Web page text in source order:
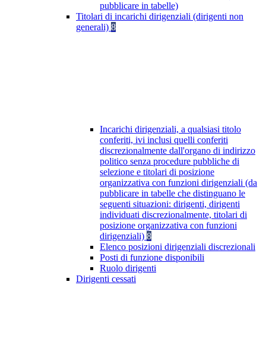
pubblicare in tabelle)
Titolari di incarichi dirigenziali (dirigenti non
generali) 8
Incarichi dirigenziali, a qualsiasi titolo
conferiti, ivi inclusi quelli conferiti
discrezionalmente dall'organo di indirizzo
politico senza procedure pubbliche di
selezione e titolari di posizione
organizzativa con funzioni dirigenziali (da
pubblicare in tabelle che distinguano le
seguenti situazioni: dirigenti, dirigenti
individuati discrezionalmente, titolari di
posizione organizzativa con funzioni
dirigenziali) 8
Elenco posizioni dirigenziali discrezionali
Posti di funzione disponibili
Ruolo dirigenti
Dirigenti cessati